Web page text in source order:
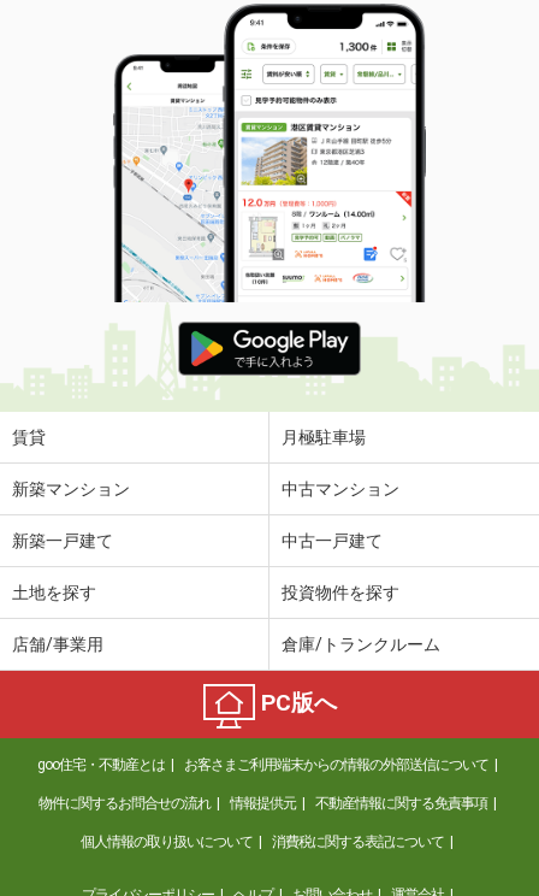
長野県茅野市ちの
20.28m²
間取り
1K
長野県塩尻市大字広丘野村
価 格
5.40万円
住 所
長野県塩尻市大字広丘野村
専有面積 23.18m²
間取り
1K
長野県塩尻市大字広丘高出
価 格
4.70万円
住 所
長野県塩尻市大字広丘高出
専有面積
長野県長野市大字稲葉南俣
5.70万円
長野県上田市中央北３丁目
4.01万円
住 所
長野県上田市中央北３丁目
専有面積 28.98m²
間取り
2K
長野県須坂市大字野辺村石町
賃貸 月極駐車場
新築マンション 中古マンション
新築一戸建て 中古一戸建て
土地を探す 投資物件を探す
店舗/事業用 倉庫/トランクルーム
PC版へ
goo住宅・不動産とは お客さまご利用端末からの情報の外部送信について
物件に関するお問合せの流れ 情報提供元 不動産情報に関する免責事項
個人情報の取り扱いについて 消費税に関する表記について